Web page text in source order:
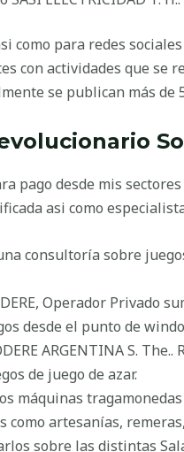
como para redes
con actividades que se
se publican más de
pago desde mis
asi como
consultoría sobre
Operador Privado
desde el punto de
ARGENTINA S.
de juego de azar.
máquinas
artesanías,
sobre las distintas